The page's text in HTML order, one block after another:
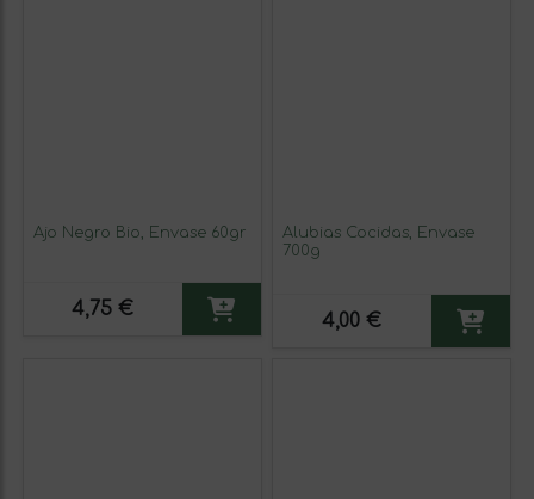
Ajo Negro Bio, Envase 60gr
4,75 €
Alubias Cocidas, Envase
700g
4,00 €